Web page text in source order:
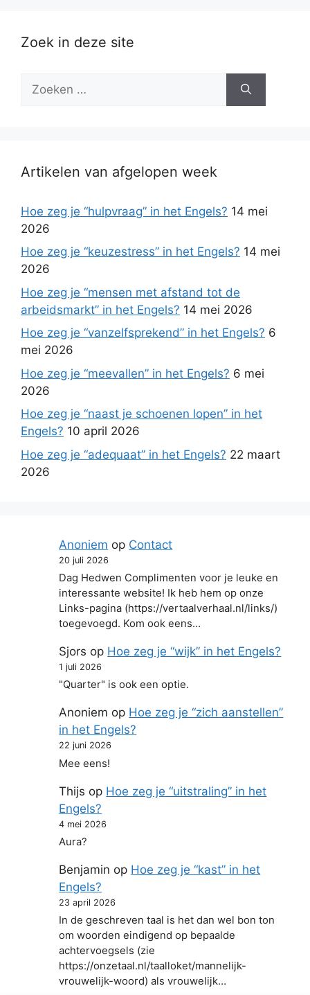
Zoek in deze site
naar:
Artikelen van afgelopen week
Hoe zeg je “hulpvraag” in het Engels? 14 mei
2026
Hoe zeg je “keuzestress” in het Engels? 14 mei
2026
Hoe zeg je “mensen met afstand tot de
arbeidsmarkt” in het Engels? 14 mei 2026
Hoe zeg je “vanzelfsprekend” in het Engels? 6
mei 2026
Hoe zeg je “meevallen” in het Engels? 6 mei
2026
Hoe zeg je “naast je schoenen lopen” in het
Engels? 10 april 2026
Hoe zeg je “adequaat” in het Engels? 22 maart
2026
Anoniem op Contact
20 juli 2026
Dag Hedwen Complimenten voor je leuke en
interessante website! Ik heb hem op onze
Links-pagina (https://vertaalverhaal.nl/links/)
toegevoegd. Kom ook eens…
Sjors op Hoe zeg je “wijk” in het Engels?
1 juli 2026
"Quarter" is ook een optie.
Anoniem op Hoe zeg je “zich aanstellen”
in het Engels?
22 juni 2026
Mee eens!
Thijs op Hoe zeg je “uitstraling” in het
Engels?
4 mei 2026
Aura?
Benjamin op Hoe zeg je “kast” in het
Engels?
23 april 2026
In de geschreven taal is het dan wel bon ton
om woorden eindigend op bepaalde
achtervoegsels (zie
https://onzetaal.nl/taalloket/mannelijk-
vrouwelijk-woord) als vrouwelijk…